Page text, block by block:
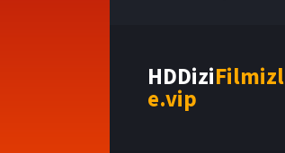
HDDiziFilmizl
e.vip